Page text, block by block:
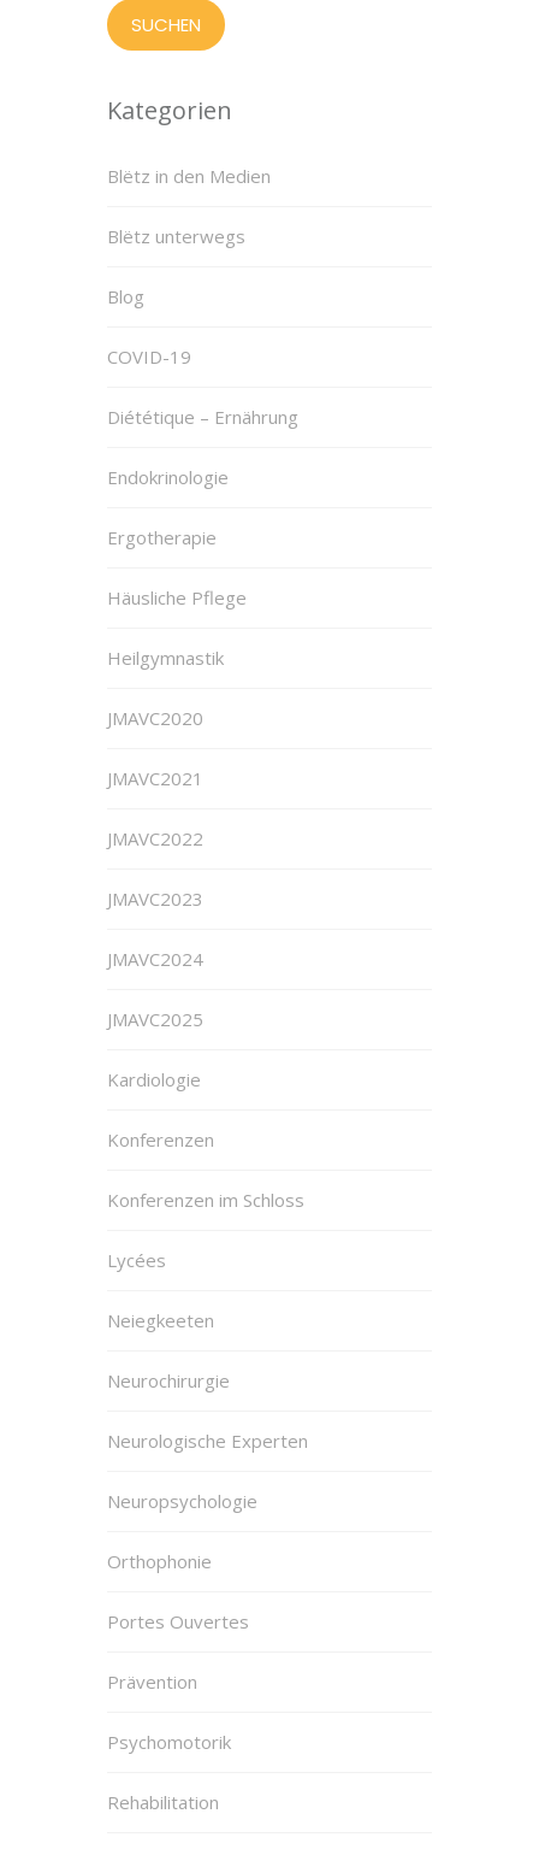
Kategorien
Blëtz in den Medien
Blëtz unterwegs
Blog
COVID-19
Diététique – Ernährung
Endokrinologie
Ergotherapie
Häusliche Pflege
Heilgymnastik
JMAVC2020
JMAVC2021
JMAVC2022
JMAVC2023
JMAVC2024
JMAVC2025
Kardiologie
Konferenzen
Konferenzen im Schloss
Lycées
Neiegkeeten
Neurochirurgie
Neurologische Experten
Neuropsychologie
Orthophonie
Portes Ouvertes
Prävention
Psychomotorik
Rehabilitation